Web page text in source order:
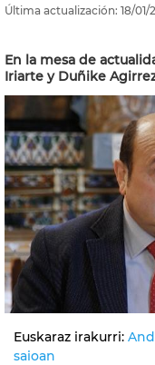
Última actualización: 18/01/
En la mesa de
Iriarte y Duñike
Euskaraz irakurri:
saioan